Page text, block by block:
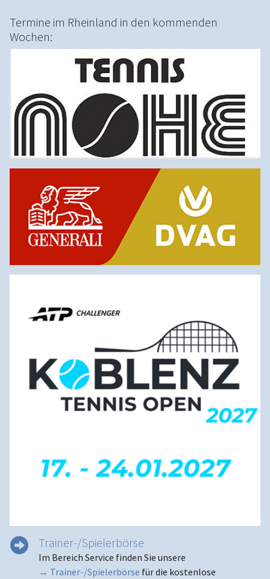
Termine im Rheinland in den kommenden
Wochen:
Trainer-/Spielerbörse
Im Bereich Service finden Sie unsere
→ Trainer-/Spielerbörse für die kostenlose